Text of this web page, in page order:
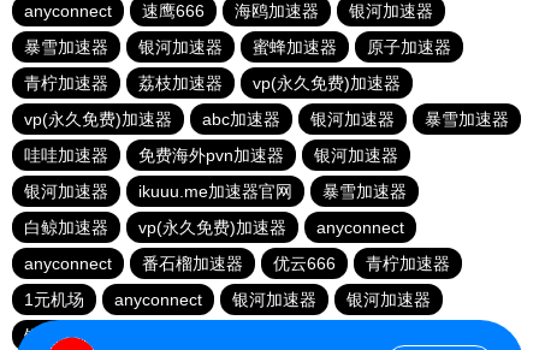
anyconnect
速鹰666 海鸥加速器
银河加速器
暴雪加速器
银河加速器 蜜蜂加速器
原子加速器
青柠加速器
荔枝加速器
vp(永久免费)加速器
vp(永久免费)加速器
abc加速器 银河加速器
暴雪加速器
哇哇加速器
免费海外pvn加速器
银河加速器
银河加速器
ikuuu.me加速器官网
暴雪加速器
白鲸加速器
vp(永久免费)加速器
anyconnect
anyconnect
番石榴加速器 优云666
青柠加速器
1元机场
anyconnect 银河加速器
银河加速器
银河加速器